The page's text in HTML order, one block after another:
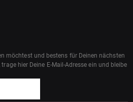
möchtest und bestens für Deinen nächsten
hier Deine E-Mail-Adresse ein und bleibe